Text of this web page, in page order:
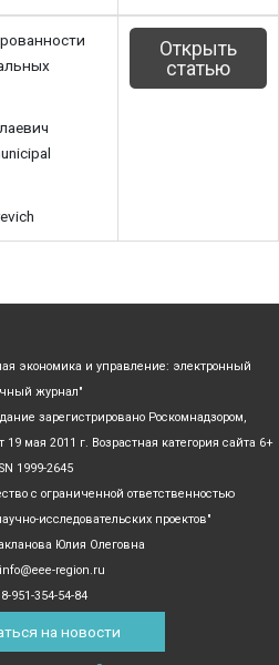
Открыть
статью
экономика и управление: электронный
журнал"
зарегистрировано Роскомнадзором,
мая 2011 г. Возрастная категория сайта 6+
1999-2645
с ограниченной ответственностью
исследовательских проектов"
Юлия Олеговна
region.ru
951-354-54-84
на новости